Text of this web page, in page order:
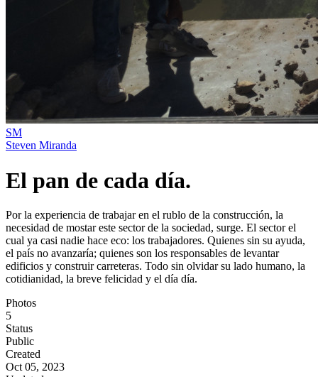
SM
Steven Miranda
El pan de cada día.
Por la experiencia de trabajar en el rublo de la construcción, la
necesidad de mostar este sector de la sociedad, surge. El sector el
cual ya casi nadie hace eco: los trabajadores. Quienes sin su ayuda,
el país no avanzaría; quienes son los responsables de levantar
edificios y construir carreteras. Todo sin olvidar su lado humano, la
cotidianidad, la breve felicidad y el día día.
Photos
5
Status
Public
Created
Oct 05, 2023